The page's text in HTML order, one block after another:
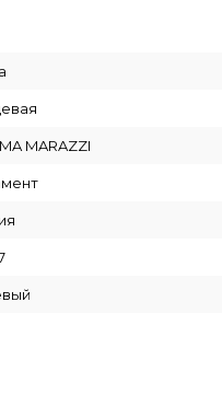
MARAZZI